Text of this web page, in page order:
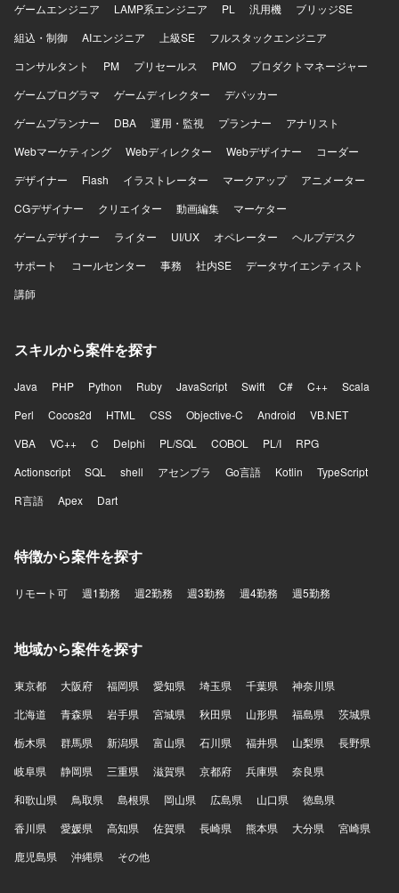
ゲームエンジニア
LAMP系エンジニア PL 汎用機
ブリッジSE
組込・制御
AIエンジニア 上級SE
フルスタックエンジニア
コンサルタント
PM プリセールス PMO
プロダクトマネージャー
ゲームプログラマ
ゲームディレクター
デバッカー
ゲームプランナー
DBA 運用・監視 プランナー
アナリスト
Webマーケティング
Webディレクター Webデザイナー
コーダー
デザイナー
Flash イラストレーター マークアップ
アニメーター
CGデザイナー
クリエイター 動画編集
マーケター
ゲームデザイナー
ライター UI/UX オペレーター
ヘルプデスク
サポート
コールセンター 事務 社内SE
データサイエンティスト
講師
スキルから案件を探す
Java PHP Python Ruby JavaScript Swift C# C++
Scala
Perl
Cocos2d HTML CSS Objective-C Android
VB.NET
VBA
VC++ C Delphi PL/SQL COBOL PL/I
RPG
Actionscript
SQL shell アセンブラ Go言語 Kotlin
TypeScript
R言語
Apex Dart
特徴から案件を探す
リモート可 週1勤務 週2勤務 週3勤務 週4勤務 週5勤務
地域から案件を探す
東京都 大阪府 福岡県 愛知県 埼玉県 千葉県
神奈川県
北海道
青森県 岩手県 宮城県 秋田県 山形県 福島県
茨城県
栃木県
群馬県 新潟県 富山県 石川県 福井県 山梨県
長野県
岐阜県
静岡県 三重県 滋賀県 京都府 兵庫県
奈良県
和歌山県
鳥取県 島根県 岡山県 広島県 山口県
徳島県
香川県
愛媛県 高知県 佐賀県 長崎県 熊本県 大分県
宮崎県
鹿児島県
沖縄県 その他